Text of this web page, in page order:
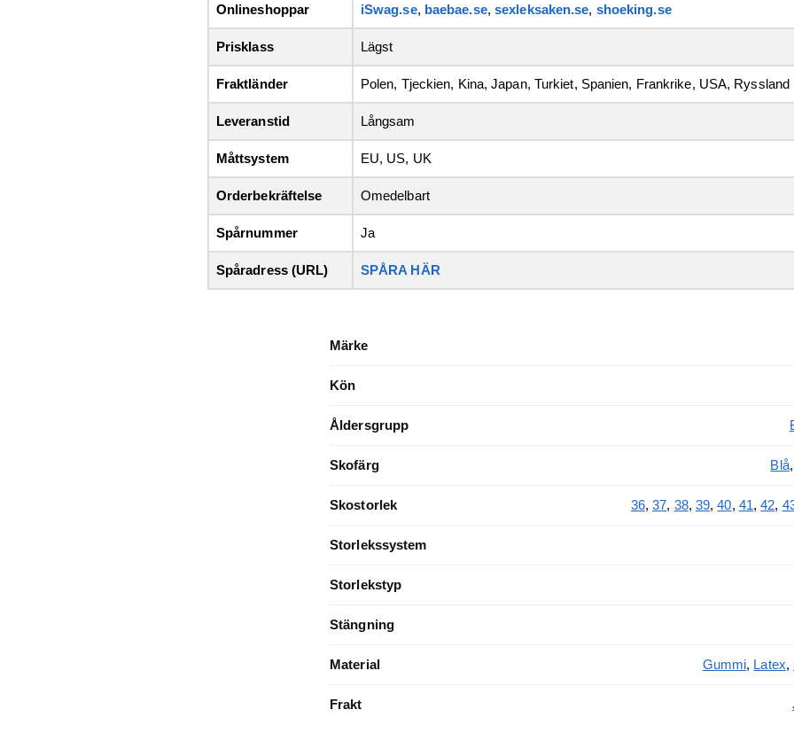
Onlineshoppar iSwag.se, baebae.se, sexleksaken.se, shoeking.se
Prisklass Lägst
Fraktländer Polen, Tjeckien, Kina, Japan, Turkiet, Spanien, Frankrike, USA, Ryssland
Leveranstid Långsam
Måttsystem EU, US, UK
Orderbekräftelse Omedelbart
Spårnummer Ja
Spåradress (URL) SPÅRA HÄR
Märke
Kön
Åldersgrupp
Skofärg Blå,
Skostorlek 36,37, 38, 39,40, 41,42,
Storlekssystem
Storlekstyp
Stängning
Material Gummi, Latex,
Frakt